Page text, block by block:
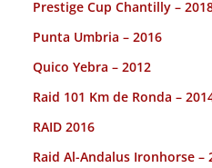
Prestige Cup Chantilly –
Punta Umbria – 2016
Quico Yebra – 2012
Raid 101 Km de Ronda –
RAID 2016
Raid Al-Andalus Ironhorse –